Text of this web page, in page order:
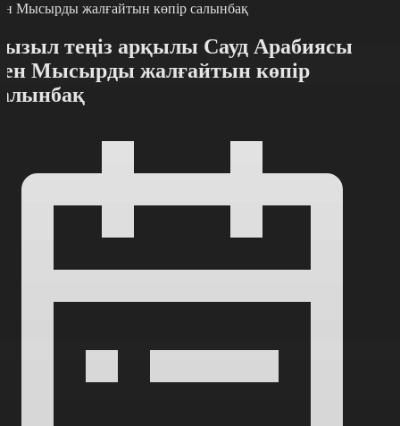
Мысырды жалғайтын көпір салынбақ
теңіз арқылы Сауд Арабиясы
Мысырды жалғайтын көпір